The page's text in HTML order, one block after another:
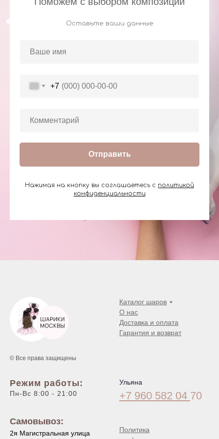
Оставьте ваши данные
+7
Отправить
Нажимая на кнопку вы соглашаетесь с политикой
конфиденциальности
© Все права защищены
Каталог шаров
О нас
Доставка и оплата
Гарантия и возврат
Режим работы:
Пн-Вс 8:00 - 21:00
Самовывоз:
2я Магистральная улица
Ульяна
+7 960 582 04 70
Политика